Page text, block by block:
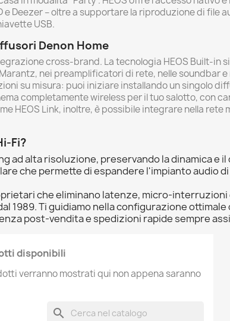
Deezer – oltre a supportare la riproduzione di file
USB.
Denon Home
cross-brand. La tecnologia HEOS Built-in
nei preamplificatori di rete, nelle soundbar
su misura: puoi iniziare installando un singolo
completamente wireless per il tuo salotto, con
HEOS Link, inoltre, è possibile integrare nella rete
Fi?
ad alta risoluzione, preservando la dinamica e
che permette di espandere l'impianto audio di
che eliminano latenze, micro-interruzioni
1989. Ti guidiamo nella configurazione
post-vendita e spedizioni rapide sempre
disponibili
verranno mostrati qui non appena saranno
search